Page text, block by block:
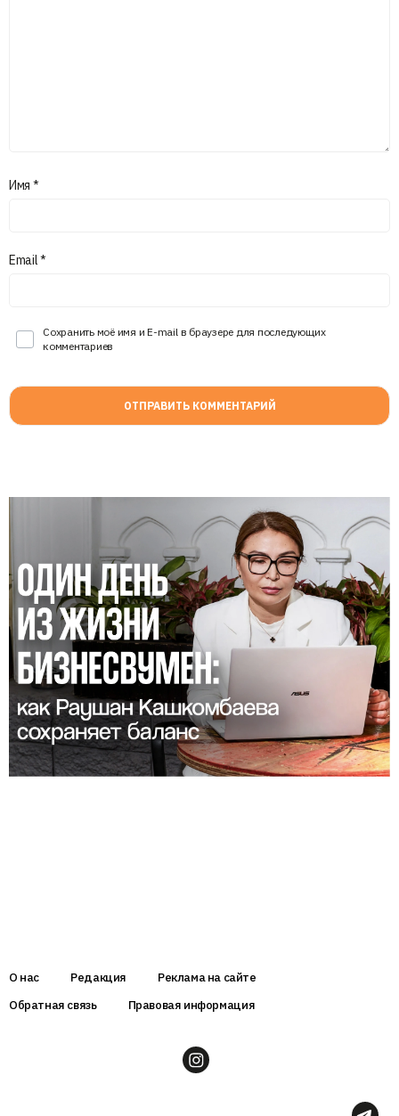
Имя *
Email*
Сохранить моё имя и E-mail в браузере для последующих
комментариев
О нас Редакция
Реклама на сайте
Обратная связь
Правовая информация